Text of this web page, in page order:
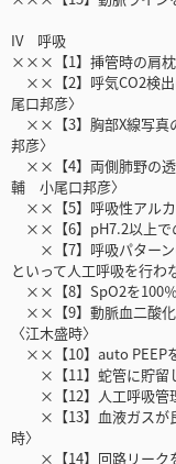
IV 呼吸
×××【1】挿管時の肩枕
××【2】呼気CO2検出
尾口邦彦〉
××【3】胸部X線写真
邦彦〉
××【4】両側肺野の透
輔 小尾口邦彦〉
××【5】呼吸性アルカ
××【6】pH7.2以上で
×【7】呼吸パターン
といって人工呼吸を行
××【8】SpO2を100
××【9】動脈血二酸化
〈江木盛時〉
××【10】auto PEEPを
×【11】蛇管に貯留し
×【12】人工呼吸管理
×【13】血液ガスが良
時〉
×【14】回路リークを